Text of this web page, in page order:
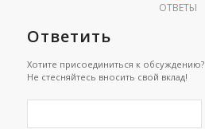
ОТВЕТЫ
Ответить
Хотите присоединиться к обсуждению?
Не стесняйтесь вносить свой вклад!